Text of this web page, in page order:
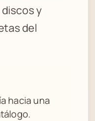
y
del
hacia una